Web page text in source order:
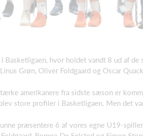
Basketligaen, hvor holdet vandt 8 ud af
Grøn, Oliver Foldgaard og Oscar
amerikanere fra sidste sæson er
store profiler i Basketligaen. Men det
præsentere 6 af vores egne U19-